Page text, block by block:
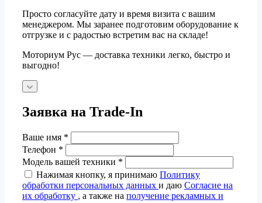
Просто согласуйте дату и время визита с вашим
менеджером. Мы заранее подготовим оборудование к
отгрузке и с радостью встретим вас на складе!
Моториум Рус — доставка техники легко, быстро и
выгодно!
Заявка на Trade-In
Ваше имя *
Телефон *
Модель вашей техники *
Нажимая кнопку, я принимаю Политику
обработки персональных данных и даю Согласие на
их обработку , а также на получение рекламных и